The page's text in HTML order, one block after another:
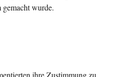
wurde.
ihre Zustimmung zu